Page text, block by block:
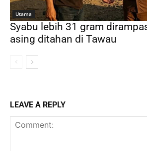
Utama
Syabu lebih 31 gram
asing ditahan di Tawau
LEAVE A REPLY